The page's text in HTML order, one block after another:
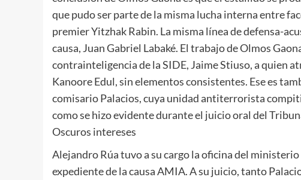
que pudo ser parte de la misma lucha interna entre
premier Yitzhak Rabin. La misma línea de defensa-
causa, Juan Gabriel Labaké. El trabajo de Olmos
contrainteligencia de la SIDE, Jaime Stiuso, a quien
Kanoore Edul, sin elementos consistentes. Ese es
comisario Palacios, cuya unidad antiterrorista
como se hizo evidente durante el juicio oral del
Oscuros intereses
Alejandro Rúa tuvo a su cargo la oficina del
expediente de la causa AMIA. A su juicio, tanto